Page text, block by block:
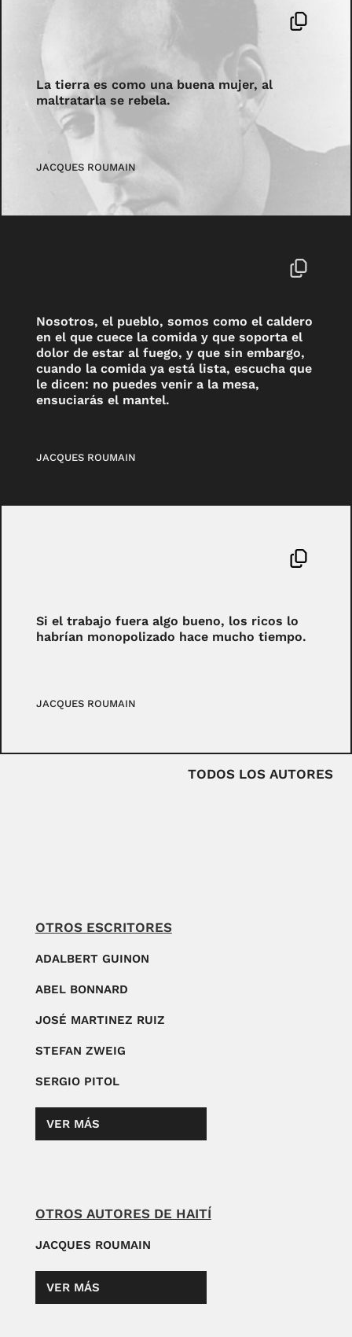
La tierra es como una buena mujer, al
maltratarla se rebela.
JACQUES ROUMAIN
Nosotros, el pueblo, somos como el caldero
en el que cuece la comida y que soporta el
dolor de estar al fuego, y que sin embargo,
cuando la comida ya está lista, escucha que
le dicen: no puedes venir a la mesa,
ensuciarás el mantel.
JACQUES ROUMAIN
Si el trabajo fuera algo bueno, los ricos lo
habrían monopolizado hace mucho tiempo.
JACQUES ROUMAIN
TODOS LOS AUTORES
OTROS ESCRITORES
ADALBERT GUINON
ABEL BONNARD
JOSÉ MARTINEZ RUIZ
STEFAN ZWEIG
SERGIO PITOL
VER MÁS
OTROS AUTORES DE HAITÍ
JACQUES ROUMAIN
VER MÁS